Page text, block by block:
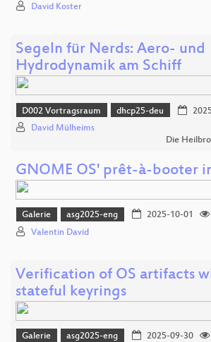
David Koster
Segeln für Nerds: Aero- und
Hydrodynamik am Schiff
D002 Vortragsraum dhcp25-deu
David Mülheims
Die
GNOME OS' prêt-à-booter
Galerie asg2025-eng 2025-10-01
Valentin David
Verification of OS artifacts
stateful keyrings
Galerie asg2025-eng 2025-09-30